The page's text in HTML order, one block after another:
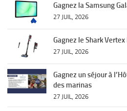
Gagnez la Samsung
27 JUIL, 2026
Gagnez le Shark Vertex
27 JUIL, 2026
Gagnez un séjour à
des marinas
27 JUIL, 2026